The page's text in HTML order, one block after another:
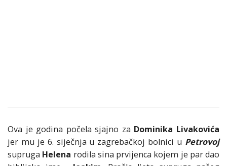
Ova je godina počela sjajno za Dominika Livakovića
jer mu je 6. siječnja u zagrebačkoj bolnici u Petrovoj
supruga Helena rodila sina prvijenca kojem je par dao